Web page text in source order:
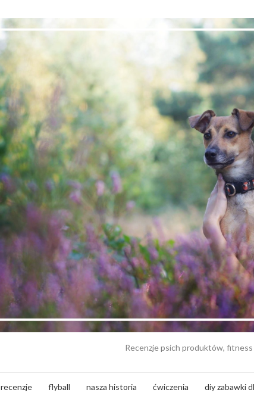
Recenzje psich produktów, fitness
recenzje flyball nasza historia ćwiczenia diy zabawki